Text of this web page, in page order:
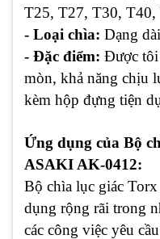
T25, T27, T30, T40,
- Loại chìa: Dạng
- Đặc điểm: Được tôi
mòn, khả năng chịu
kèm hộp đựng tiện
Ứng dụng của Bộ
ASAKI AK-0412:
Bộ chìa lục giác
dụng rộng rãi trong
các công việc yêu